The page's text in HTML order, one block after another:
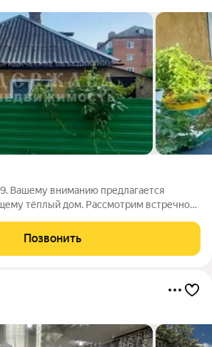
Вашему вниманию предлагается
тёплый дом. Рассмотрим встречное
спокойствие и близость к природе, но
Позвонить